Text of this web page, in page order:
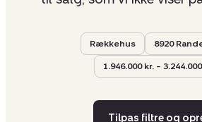
Rækkehus 8920
1.946.000 kr. –
Tilpas filtre og